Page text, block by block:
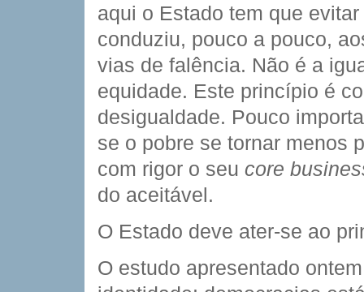
aqui o Estado tem que
conduziu, pouco a pouco,
vias de falência. Não é a
equidade. Este princípio é
desigualdade. Pouco
se o pobre se tornar menos
com rigor o seu  core
do aceitável.
O Estado deve ater-se ao
O estudo apresentado